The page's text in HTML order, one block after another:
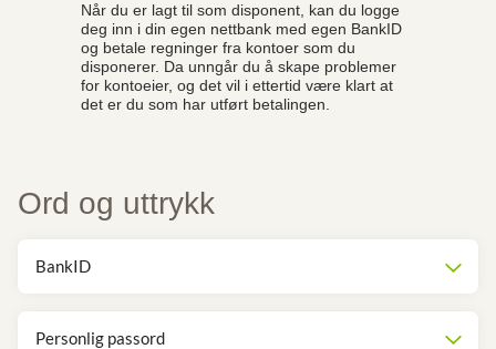
Når du er lagt til som disponent, kan du logge
deg inn i din egen nettbank med egen BankID
og betale regninger fra kontoer som du
disponerer. Da unngår du å skape problemer
for kontoeier, og det vil i ettertid være klart at
det er du som har utført betalingen.
Ord og uttrykk
BankID
Personlig passord